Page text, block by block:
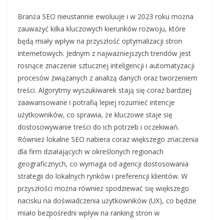
Branża SEO nieustannie ewoluuje i w 2023 roku można
zauważyć kilka kluczowych kierunków rozwoju, które
będą miały wpływ na przyszłość optymalizacji stron
internetowych. Jednym z najważniejszych trendów jest
rosnące znaczenie sztucznej inteligencji i automatyzacji
procesów związanych z analizą danych oraz tworzeniem
treści. Algorytmy wyszukiwarek stają się coraz bardziej
zaawansowane i potrafią lepiej rozumieć intencje
użytkowników, co sprawia, że kluczowe staje się
dostosowywanie treści do ich potrzeb i oczekiwań.
Również lokalne SEO nabiera coraz większego znaczenia
dla firm działających w określonych regionach
geograficznych, co wymaga od agencji dostosowania
strategii do lokalnych rynków i preferencji klientów. W
przyszłości można również spodziewać się większego
nacisku na doświadczenia użytkowników (UX), co będzie
miało bezpośredni wpływ na ranking stron w